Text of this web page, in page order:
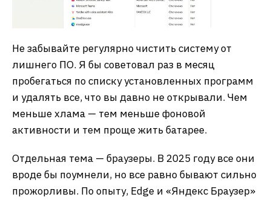
Не забывайте регулярно чистить систему от
лишнего ПО. Я бы советовал раз в месяц
пробегаться по списку установленных программ
и удалять все, что вы давно не открывали. Чем
меньше хлама — тем меньше фоновой
активности и тем проще жить батарее.
Отдельная тема — браузеры. В 2025 году все они
вроде бы поумнели, но все равно бывают сильно
прожорливы. По опыту, Edge и «Яндекс Браузер»